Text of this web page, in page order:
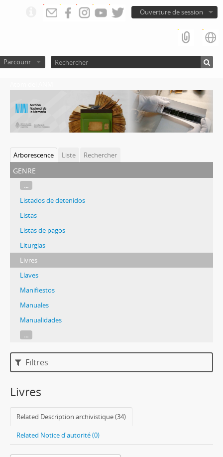
Ouverture de session
Parcourir
Arborescence Liste Rechercher
genre
...
Listados de detenidos
Listas
Listas de pagos
Liturgias
Livres
Llaves
Manifiestos
Manuales
Manualidades
...
Filtres
Livres
Related Description archivistique (34)
Related Notice d'autorité (0)